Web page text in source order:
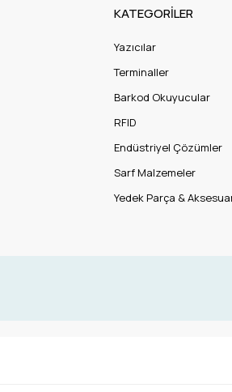
KATEGORİLER
Yazıcılar
Terminaller
Barkod Okuyucular
RFID
Endüstriyel Çözümler
Sarf Malzemeler
Yedek Parça &